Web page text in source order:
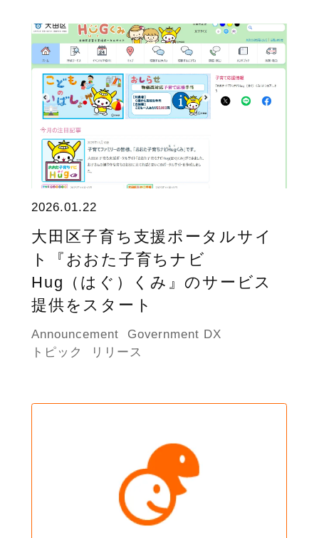
2026.01.22
大田区子育ち支援ポータルサイ
ト『おおた子育ちナビ
Hug（はぐ）くみ』のサービス
提供をスタート
Announcement
Government DX
トピック
リリース